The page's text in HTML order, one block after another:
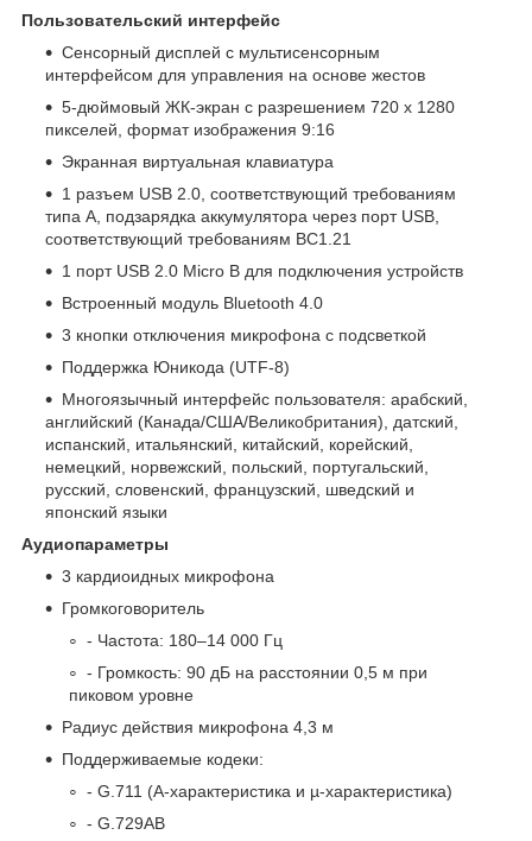
Пользовательский интерфейс
Сенсорный дисплей с мультисенсорным
интерфейсом для управления на основе жестов
5-дюймовый ЖК-экран с разрешением 720 x 1280
пикселей, формат изображения 9:16
Экранная виртуальная клавиатура
1 разъем USB 2.0, соответствующий требованиям
типа A, подзарядка аккумулятора через порт USB,
соответствующий требованиям BC1.21
1 порт USB 2.0 Micro B для подключения устройств
Встроенный модуль Bluetooth 4.0
3 кнопки отключения микрофона с подсветкой
Поддержка Юникода (UTF-8)
Многоязычный интерфейс пользователя: арабский,
английский (Канада/США/Великобритания), датский,
испанский, итальянский, китайский, корейский,
немецкий, норвежский, польский, португальский,
русский, словенский, французский, шведский и
японский языки
Аудиопараметры
3 кардиоидных микрофона
Громкоговоритель
- Частота: 180–14 000 Гц
- Громкость: 90 дБ на расстоянии 0,5 м при
пиковом уровне
Радиус действия микрофона 4,3 м
Поддерживаемые кодеки:
- G.711 (A-характеристика и µ-характеристика)
- G.729AB